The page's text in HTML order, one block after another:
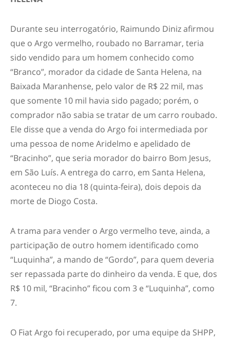
Durante seu interrogatório, Raimundo Diniz afirmou
que o Argo vermelho, roubado no Barramar, teria
sido vendido para um homem conhecido como
“Branco”, morador da cidade de Santa Helena, na
Baixada Maranhense, pelo valor de R$ 22 mil, mas
que somente 10 mil havia sido pagado; porém, o
comprador não sabia se tratar de um carro roubado.
Ele disse que a venda do Argo foi intermediada por
uma pessoa de nome Aridelmo e apelidado de
“Bracinho”, que seria morador do bairro Bom Jesus,
em São Luís. A entrega do carro, em Santa Helena,
aconteceu no dia 18 (quinta-feira), dois depois da
morte de Diogo Costa.
A trama para vender o Argo vermelho teve, ainda, a
participação de outro homem identificado como
“Luquinha”, a mando de “Gordo”, para quem deveria
ser repassada parte do dinheiro da venda. E que, dos
R$ 10 mil, “Bracinho” ficou com 3 e “Luquinha”, como
7.
O Fiat Argo foi recuperado, por uma equipe da SHPP,